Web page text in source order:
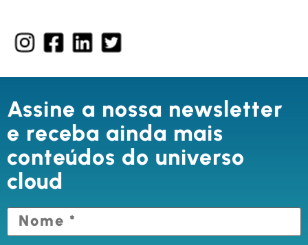
Assine a nossa newsletter
e receba ainda mais
conteúdos do universo
cloud